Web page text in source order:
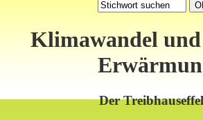
Klimawandel
Der